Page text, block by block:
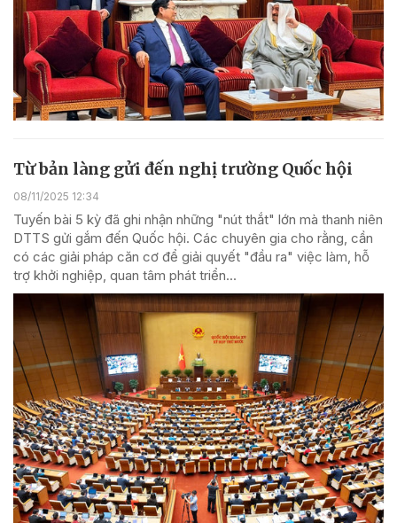
Từ bản làng gửi đến nghị trường Quốc hội
08/11/2025 12:34
Tuyến bài 5 kỳ đã ghi nhận những "nút thắt" lớn mà thanh niên
DTTS gửi gắm đến Quốc hội. Các chuyên gia cho rằng, cần
có các giải pháp căn cơ để giải quyết "đầu ra" việc làm, hỗ
trợ khởi nghiệp, quan tâm phát triển...